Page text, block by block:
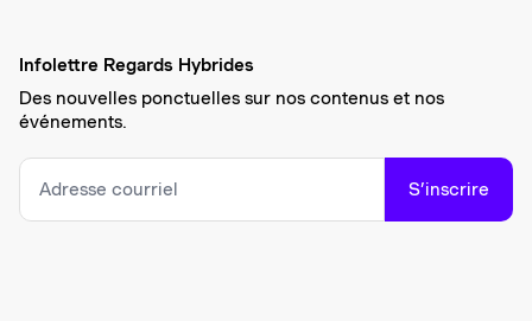
Infolettre Regards Hybrides
Des nouvelles ponctuelles sur nos contenus et nos
événements.
S’inscrire